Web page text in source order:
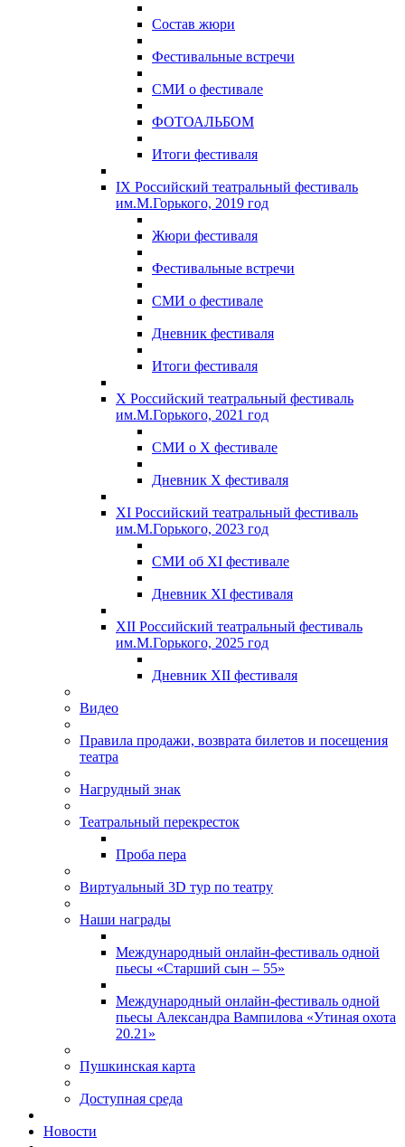
Состав жюри
Фестивальные встречи
СМИ о фестивале
ФОТОАЛЬБОМ
Итоги фестиваля
IX Российский театральный фестиваль
им.М.Горького, 2019 год
Жюри фестиваля
Фестивальные встречи
СМИ о фестивале
Дневник фестиваля
Итоги фестиваля
X Российский театральный фестиваль
им.М.Горького, 2021 год
СМИ о X фестивале
Дневник X фестиваля
XI Российский театральный фестиваль
им.М.Горького, 2023 год
СМИ об XI фестивале
Дневник XI фестиваля
XII Российский театральный фестиваль
им.М.Горького, 2025 год
Дневник XII фестиваля
Видео
Правила продажи, возврата билетов и посещения
театра
Нагрудный знак
Театральный перекресток
Проба пера
Виртуальный 3D тур по театру
Наши награды
Международный онлайн-фестиваль одной
пьесы «Старший сын – 55»
Международный онлайн-фестиваль одной
пьесы Александра Вампилова «Утиная охота
20.21»
Пушкинская карта
Доступная среда
Новости